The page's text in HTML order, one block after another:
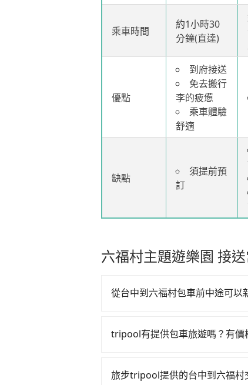
乘車時間
約1小時30
分鐘(直達)
優點
到府接送
免去搬行
李的疲憊
乘車體驗
舒適
缺點
須提前預
訂
六福村主題遊樂園 接
從台中到六福村包車前中途可以
可備註加點。
tripool有提供包車旅遊嗎？有價
送到算時間的計時包車都有，可
旅步tripool提供的台中到六福村